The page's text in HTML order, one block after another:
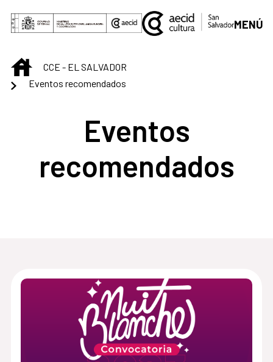
Saltar al contenido principal
MENÚ
INICIOCCE - EL SALVADOR
Eventos recomendados
Eventos
recomendados